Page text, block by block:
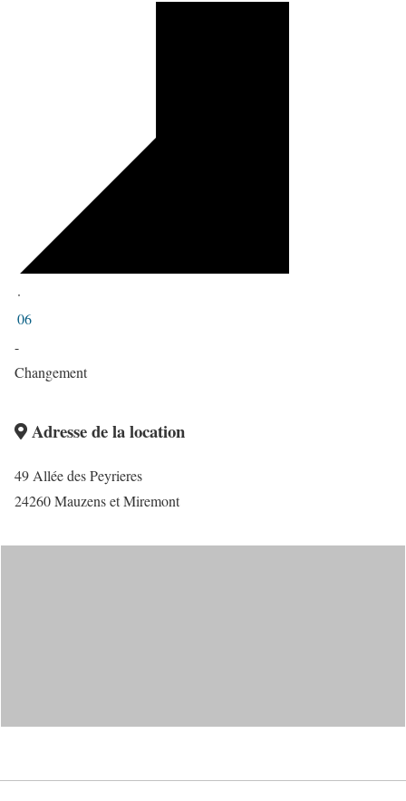
·
06
-
Changement
Adresse de la location
49 Allée des Peyrieres
24260 Mauzens et Miremont